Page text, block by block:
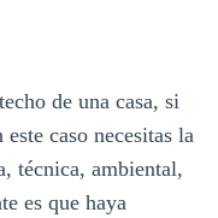
de una casa, si
caso necesitas la
técnica, ambiental,
es que haya